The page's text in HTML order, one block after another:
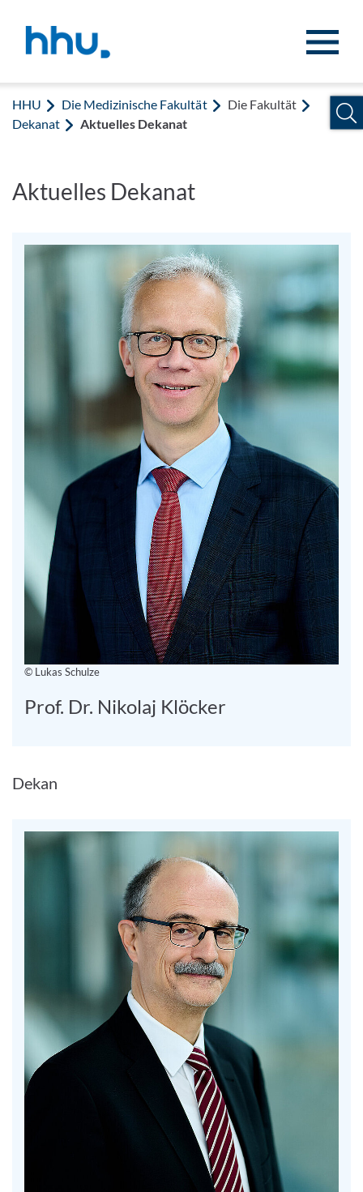
HHU Die Medizinische Fakultät
Die Fakultät
Dekanat
Aktuelles Dekanat
Aktuelles Dekanat
© Lukas Schulze
Prof. Dr. Nikolaj Klöcker
Dekan